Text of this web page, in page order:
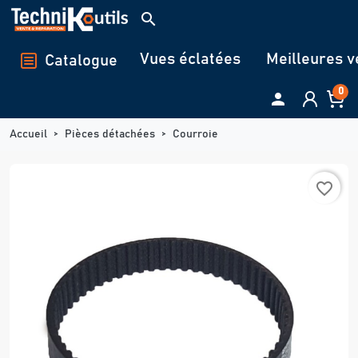
Panneau de gestion des cookies
search
Catalogue Vues éclatées Meilleures
 0
Accueil Pièces détachées Courroie
favorite_border